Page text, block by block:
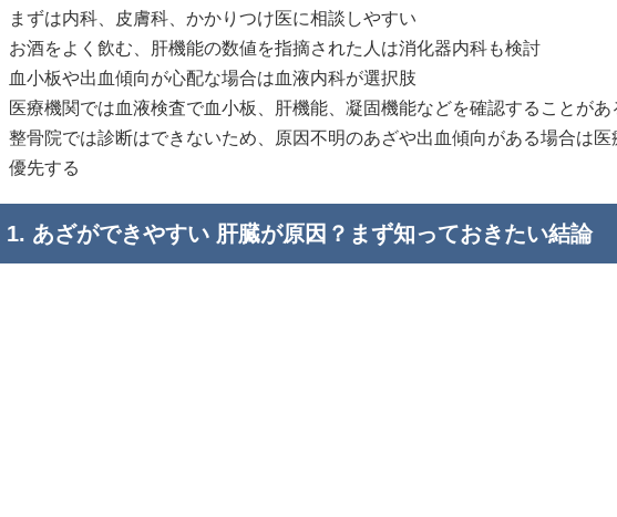
まずは内科、皮膚科、かかりつけ医に相談しやすい
お酒をよく飲む、肝機能の数値を指摘された人は消化器内科も検討
血小板や出血傾向が心配な場合は血液内科が選択肢
医療機関では血液検査で血小板、肝機能、凝固機能などを確認することがあ
整骨院では診断はできないため、原因不明のあざや出血傾向がある場合は医
優先する
1. あざができやすい 肝臓が原因？まず知っておきたい結論